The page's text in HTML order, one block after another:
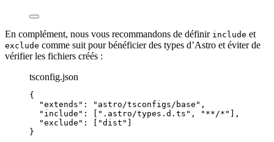
En complément, nous vous recommandons de définir include et
exclude comme suit pour bénéficier des types d’Astro et éviter de
vérifier les fichiers créés :
tsconfig.json
{
"extends" : " astro/tsconfigs/base " ,
"include" : [ " .astro/types.d.ts " , " **/* " ],
"exclude" : [ "dist " ]
}